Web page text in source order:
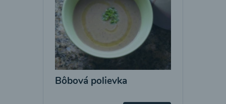
Bôbová polievka